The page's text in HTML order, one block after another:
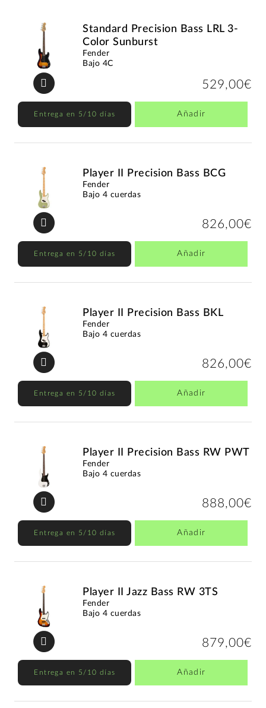
Standard Precision Bass LRL 3-
Color Sunburst
Fender
Bajo 4C
529,00€
Entrega en 5/10 días Añadir
Player II Precision Bass BCG
Fender
Bajo 4 cuerdas
826,00€
Entrega en 5/10 días Añadir
Player II Precision Bass BKL
Fender
Bajo 4 cuerdas
826,00€
Entrega en 5/10 días Añadir
Player II Precision Bass RW PWT
Fender
Bajo 4 cuerdas
888,00€
Entrega en 5/10 días Añadir
Player II Jazz Bass RW 3TS
Fender
Bajo 4 cuerdas
879,00€
Entrega en 5/10 días Añadir